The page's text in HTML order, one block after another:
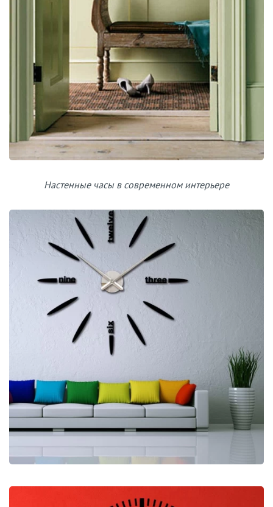
Настенные часы в современном интерьере